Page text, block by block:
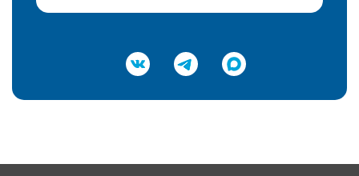
Подтвердить e-mail